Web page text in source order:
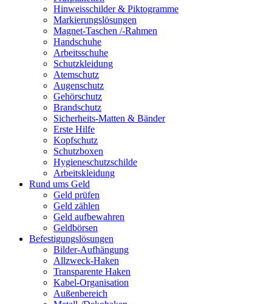
Hinweisschilder & Piktogramme
Markierungslösungen
Magnet-Taschen /-Rahmen
Handschuhe
Arbeitsschuhe
Schutzkleidung
Atemschutz
Augenschutz
Gehörschutz
Brandschutz
Sicherheits-Matten & Bänder
Erste Hilfe
Kopfschutz
Schutzboxen
Hygieneschutzschilde
Arbeitskleidung
Rund ums Geld
Geld prüfen
Geld zählen
Geld aufbewahren
Geldbörsen
Befestigungslösungen
Bilder-Aufhängung
Allzweck-Haken
Transparente Haken
Kabel-Organisation
Außenbereich